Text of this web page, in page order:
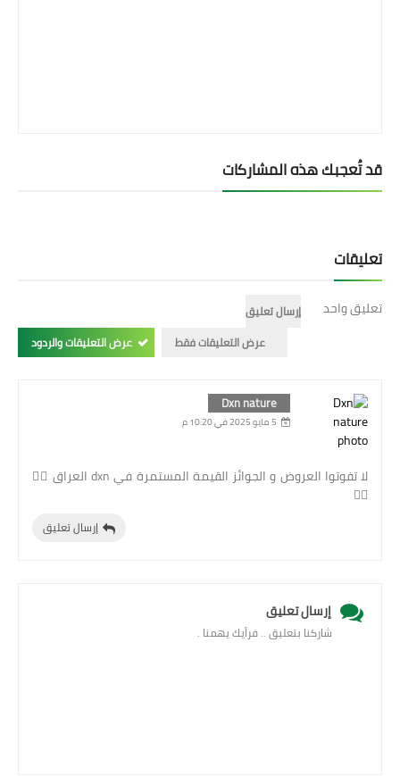
قد تُعجبك هذه المشاركات
تعليقات
تعليق واحد
إرسال تعليق
عرض التعليقات فقط
عرض التعليقات والردود
Dxn nature
5 مايو 2025 في 10:20 م
لا تفوتوا العروض و الجوائز القيمة المستمرة في dxn العراق 👍🏻
👍🏻
إرسال تعليق
إرسال تعليق
شاركنا بتعليق .. فرأيك يهمنا .